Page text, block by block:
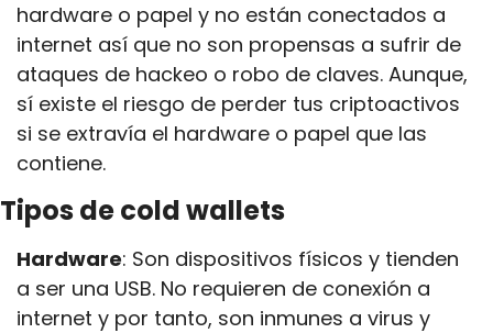
hardware o papel y no están conectados a
internet así que no son propensas a sufrir de
ataques de hackeo o robo de claves. Aunque,
sí existe el riesgo de perder tus criptoactivos
si se extravía el hardware o papel que las
contiene.
Tipos de cold wallets
Hardware: Son dispositivos físicos y tienden
a ser una USB. No requieren de conexión a
internet y por tanto, son inmunes a virus y